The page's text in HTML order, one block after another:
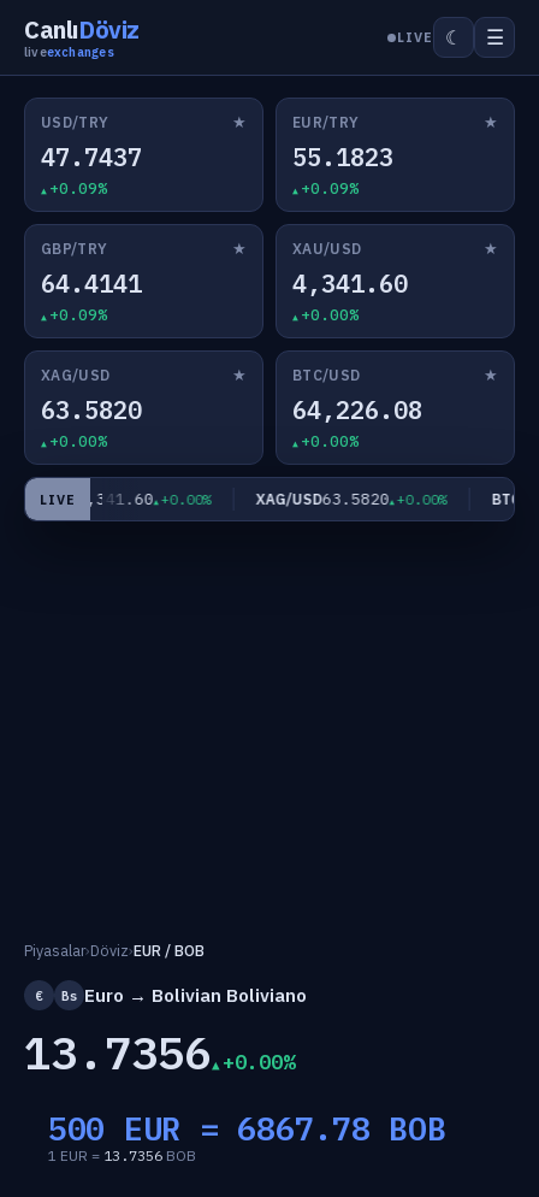
CanlıDöviz
liveexchanges
LIVE ☾ ☰
USD/TRY ★
47.7437
+0.09%
EUR/TRY ★
55.1823
+0.09%
GBP/TRY ★
64.4141
+0.09%
XAU/USD ★
4,341.60
+0.00%
XAG/USD ★
63.5820
+0.00%
BTC/USD ★
64,226.08
+0.00%
LIVE
XAU/USD4,341.60 +0.00% XAG/USD63.5820 +0.00% BTC/
Piyasalar›Döviz›EUR / BOB
€ Bs Euro → Bolivian Boliviano
13.7356 +0.00%
500 EUR = 6867.78 BOB
1 EUR = 13.7356 BOB